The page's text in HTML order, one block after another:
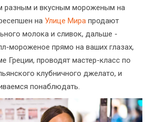
разным и вкусным мороженым на
на Улице Мира продают
молока и сливок, дальше -
мороженое прямо на ваших глазах,
Греции, проводят мастер-класс по
клубничного джелато, и
понаблюдать.